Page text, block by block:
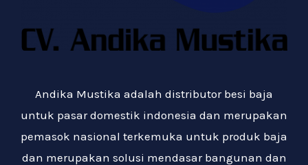
Andika Mustika adalah distributor besi baja
untuk pasar domestik indonesia dan merupakan
pemasok nasional terkemuka untuk produk baja
dan merupakan solusi mendasar bangunan dan